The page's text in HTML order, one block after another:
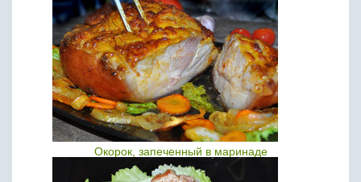
Окорок, запеченный в маринаде